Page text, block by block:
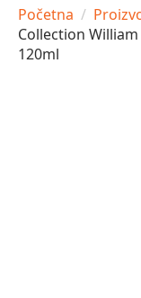
Početna
Collection
120ml